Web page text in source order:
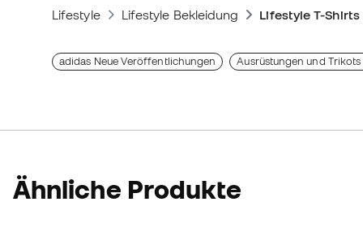
Lifestyle Lifestyle Bekleidung Lifestyle T-Shirts
adidas Neue Veröffentlichungen Ausrüstungen und Trikots
Ähnliche Produkte